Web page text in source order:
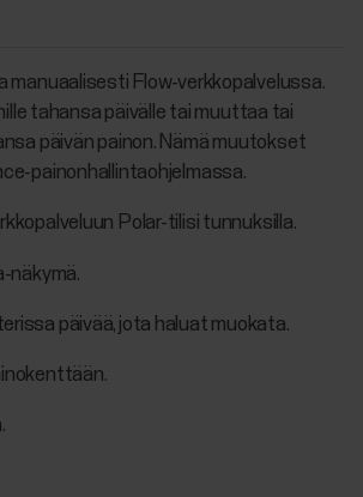
manuaalisesti Flow-verkkopalvelussa.
tahansa päivälle tai muuttaa tai
päivän painon. Nämä muutokset
painonhallintaohjelmassa.
Polar-tilisi tunnuksilla.
näkymä.
päivää, jota haluat muokata.
.